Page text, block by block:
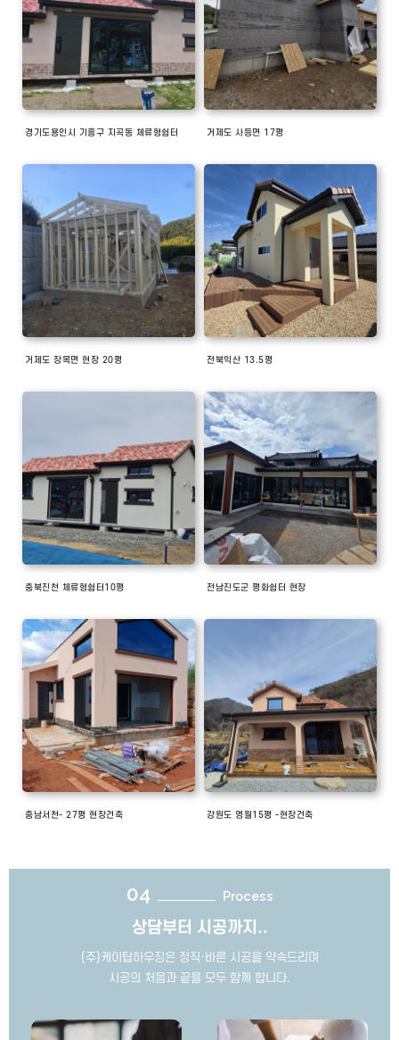
경기도용인시 기흥구 지곡동 체류형쉼터 거제도 사등면 17평
거제도 장목면 현장 20평 전북익산 13.5평
충북진천 체류형쉼터10평 전남진도군 평화쉼터 현장
충남서천- 27평 현장건축 강원도 영월15평 -현장건축
04 Process
상담부터 시공까지..
(주)케이탑하우징은 정직·바른 시공을 약속드리며
시공의 처음과 끝을 모두 함께 합니다.